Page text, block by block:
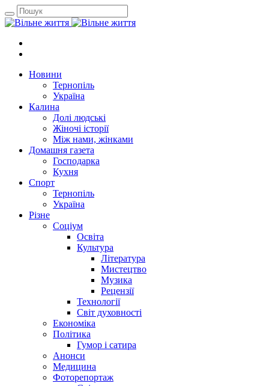
Новини
Тернопіль
Україна
Калина
Долі людські
Жіночі історії
Між нами, жінками
Домашня газета
Господарка
Кухня
Спорт
Тернопіль
Україна
Різне
Соціум
Освіта
Культура
Література
Мистецтво
Музика
Рецензії
Технології
Світ духовності
Економіка
Політика
Гумор і сатира
Анонси
Медицина
Фоторепортаж